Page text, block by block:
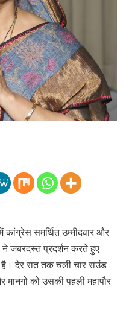
समर्थित उम्मीदवार और
ने जबरदस्त प्रदर्शन करते हुए
है। देर रात तक चली चार राउंड
को उसकी पहली महापौर